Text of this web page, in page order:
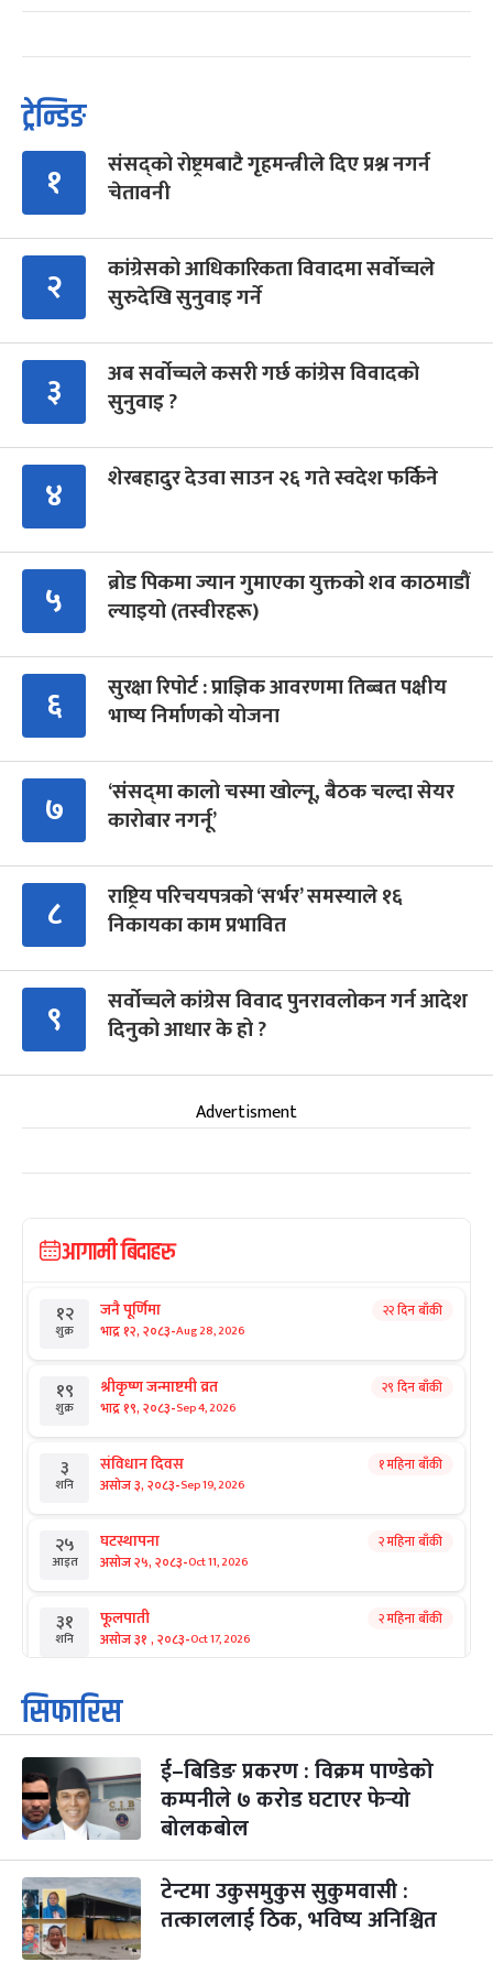
ट्रेन्डिङ
१
संसद्को रोष्ट्रमबाटै गृहमन्त्रीले दिए प्रश्न नगर्न
चेतावनी
२
कांग्रेसको आधिकारिकता विवादमा सर्वोच्चले
सुरुदेखि सुनुवाइ गर्ने
३
अब सर्वोच्चले कसरी गर्छ कांग्रेस विवादको
सुनुवाइ ?
४ शेरबहादुर देउवा साउन २६ गते स्वदेश फर्किने
५
ब्रोड पिकमा ज्यान गुमाएका युक्तको शव काठमाडौं
ल्याइयो (तस्वीरहरू)
६
सुरक्षा रिपोर्ट : प्राज्ञिक आवरणमा तिब्बत पक्षीय
भाष्य निर्माणको योजना
७
‘संसद्‍मा कालो चस्मा खोल्नू, बैठक चल्दा सेयर
कारोबार नगर्नू’
८
राष्ट्रिय परिचयपत्रको ‘सर्भर’ समस्याले १६
निकायका काम प्रभावित
९
सर्वोच्चले कांग्रेस विवाद पुनरावलोकन गर्न आदेश
दिनुको आधार के हो ?
Advertisment
आगामी बिदाहरु
१२
शुक्र
जनै पूर्णिमा
भाद्र १२, २०८३-Aug 28, 2026
२२ दिन बाँकी
१९
शुक्र
श्रीकृष्ण जन्माष्टमी व्रत
भाद्र १९, २०८३-Sep 4, 2026
२९ दिन बाँकी
३
शनि
संविधान दिवस
असोज ३, २०८३-Sep 19, 2026
१ महिना बाँकी
२५
आइत
घटस्थापना
असोज २५, २०८३-Oct 11, 2026
२ महिना बाँकी
३१
शनि
फूलपाती
असोज ३१ , २०८३-Oct 17, 2026
२ महिना बाँकी
१
आइत
कार्तिक सङ्क्रान्ति
कार्तिक १, २०८३
३
मंगल
महानवमी
कार्तिक ३, २०८३-Oct 20, 2026
२ महिना बाँकी
४
५
बिहि
पापा‌ङ्कुशा एकादशी व्रत
कार्तिक ५, २०८३
२ महिना बाँकी
सिफारिस
ई–बिडिङ प्रकरण : विक्रम पाण्डेको
कम्पनीले ७ करोड घटाएर फेर्‍यो
बोलकबोल
टेन्टमा उकुसमुकुस सुकुमवासी :
तत्काललाई ठिक, भविष्य अनिश्चित